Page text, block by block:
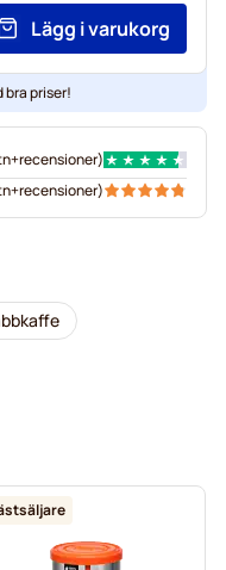
Lägg i varukorg
bra priser!
recensioner)
recensioner)